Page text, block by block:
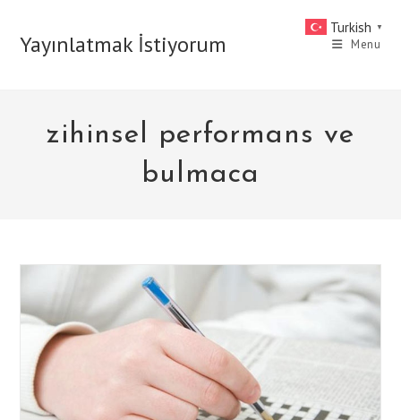
contentYayınlatmak İstiyorum Menu
zihinsel performans ve
bulmaca
Turkish ▼